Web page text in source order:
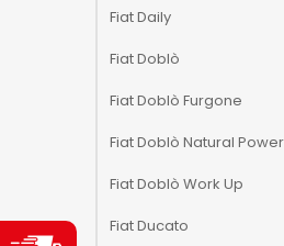
Fiat Daily
Fiat Doblò
Fiat Doblò Furgone
Fiat Doblò Natural Power
Fiat Doblò Work Up
Fiat Ducato